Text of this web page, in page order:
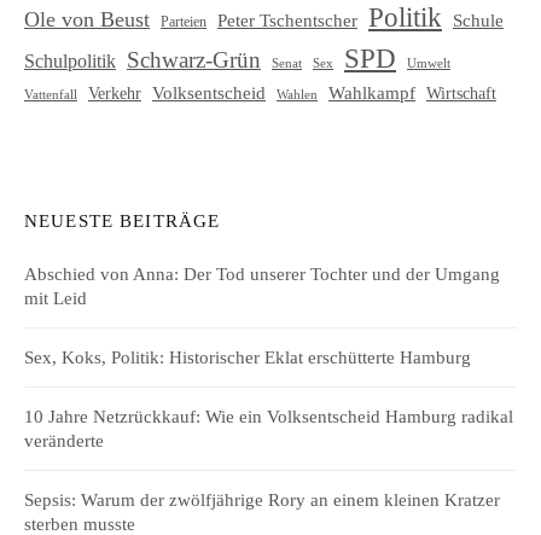
Ole von Beust Parteien Peter Tschentscher Politik
Schule
Schulpolitik Schwarz-Grün Senat Sex SPD Umwelt
Vattenfall Verkehr Volksentscheid Wahlen Wahlkampf Wirtschaft
NEUESTE BEITRÄGE
Abschied von Anna: Der Tod unserer Tochter und der Umgang
mit Leid
Sex, Koks, Politik: Historischer Eklat erschütterte Hamburg
10 Jahre Netzrückkauf: Wie ein Volksentscheid Hamburg radikal
veränderte
Sepsis: Warum der zwölfjährige Rory an einem kleinen Kratzer
sterben musste